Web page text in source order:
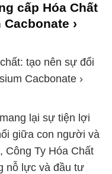
cấp Hóa Chất
›
tạo nên sự đổi
Cacbonate ›
lại sự tiện lợi
giữa con người và
Công Ty Hóa Chất
nỗ lực và đầu tư